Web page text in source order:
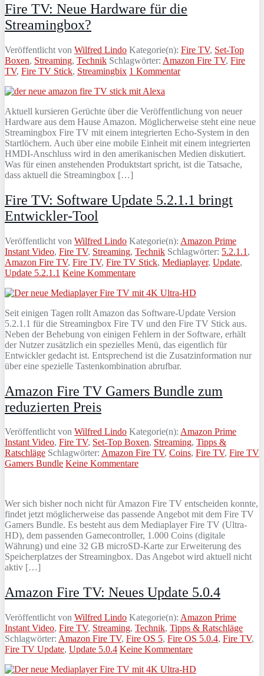
Fire TV: Neue Hardware für die
Streamingbox?
Veröffentlicht von Wilfred Lindo Kategorie(n): Fire TV, Set-Top
Boxen, Streaming, Technik Schlagwörter: Amazon Fire TV, Fire
TV, Fire TV Stick, Streamingbix 1 Kommentar
Aktuell kursieren Gerüchte über die Veröffentlichung von neuer
Hardware aus dem Hause Amazon. Möglicherweise steht eine neue
Streamingbox Fire TV mit einem integrierten Echo-System in den
Startlöchern. Auch über eine mobile Einheit mit einem integrierten
HMDI-Anschluss wird in den amerikanischen Medien diskutiert.
Was für einen anstehenden Produktstart spricht, ist die Tatsache,
dass aktuell die Streamingbox […]
Fire TV: Software Update 5.2.1.1 bringt
Entwickler-Tool
Veröffentlicht von Wilfred Lindo Kategorie(n): Amazon Prime
Instant Video, Fire TV, Streaming, Technik Schlagwörter: 5.2.1.1 ,
Amazon Fire TV, Fire TV, Fire TV Stick, Mediaplayer, Update,
Update 5.2.1.1 Keine Kommentare
Seit einigen Tagen rollt Amazon das Software-Update Version
5.2.1.1 für die Streamingbox Fire TV und den Fire TV Stick aus.
Neben der Behebung von einigen Fehlern in der Software, erhält
der Nutzer zusätzlich ein spezielles Menü, das eigentlich für
Entwickler gedacht ist. Entsprechend ist die Zusatzinformation nur
über eine spezielle Tastenkombination abrufbar.
Amazon Fire TV Gamers Bundle zum
reduzierten Preis
Veröffentlicht von Wilfred Lindo Kategorie(n): Amazon Prime
Instant Video, Fire TV, Set-Top Boxen, Streaming, Tipps &
Ratschläge Schlagwörter: Amazon Fire TV, Coins, Fire TV, Fire TV
Gamers Bundle Keine Kommentare
Wer sich bisher noch nicht für Amazon Fire TV entscheiden konnte,
findet jetzt möglicherweise das passende Angebot mit dem Fire TV
Gamers Bundle. Es besteht aus dem Mediaplayer Fire TV (Ultra-
HD), dem passenden Gamecontroller, 1.000 Coins (digitale
Währung) und eine 32 GB microSD-Karte zur Erweiterung des
Speicherplatzes der Streamingbox. Das Angebot wird aktuell nicht
aktiv […]
Amazon Fire TV: Neues Update 5.0.4
Veröffentlicht von Wilfred Lindo Kategorie(n): Amazon Prime
Instant Video, Fire TV, Streaming, Technik, Tipps & Ratschläge
Schlagwörter: Amazon Fire TV, Fire OS 5, Fire OS 5.0.4, Fire TV,
Fire TV Update, Update 5.0.4 Keine Kommentare